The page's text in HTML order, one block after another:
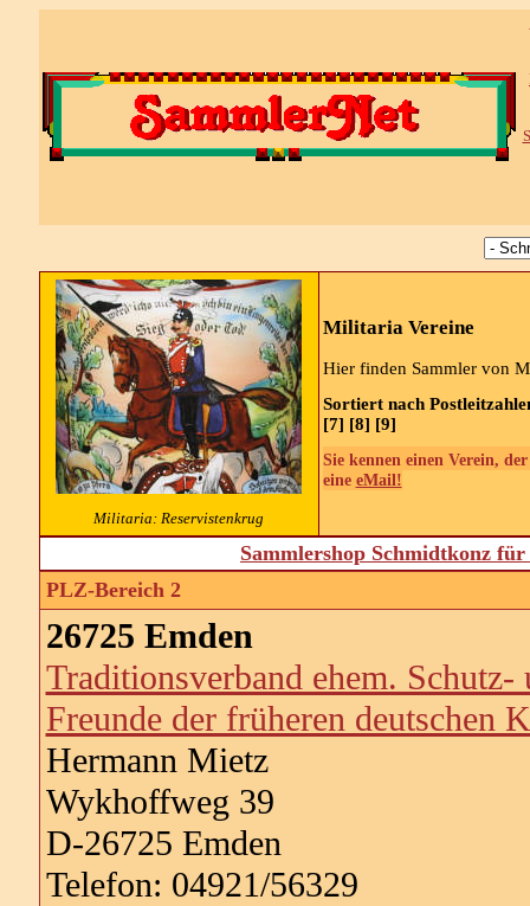
Militaria: Reservistenkrug
Militaria Vereine
Hier finden Sammler von
Sortiert nach
[7] [8] [9]
Sie kennen einen Verein,
eine eMail!
Sammlershop Schmidtkonz
PLZ-Bereich 2
26725 Emden
Traditionsverband ehem. Schutz-
Freunde der früheren deutschen
Hermann Mietz
Wykhoffweg 39
D-26725 Emden
Telefon: 04921/56329